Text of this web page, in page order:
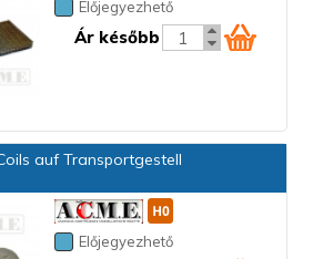
Előjegyezhető
Ár később
auf Transportgestell
Előjegyezhető